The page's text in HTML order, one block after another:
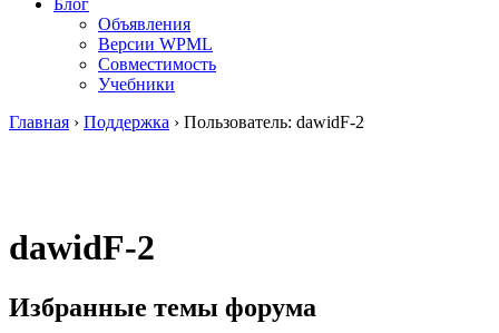
Блог
Объявления
Версии WPML
Совместимость
Учебники
Главная › Поддержка › Пользователь: dawidF-2
dawidF-2
Избранные темы форума